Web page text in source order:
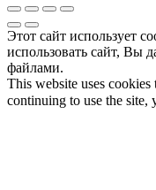
Этот сайт использует
использовать сайт, Вы
файлами.
This website uses
continuing to use the site,